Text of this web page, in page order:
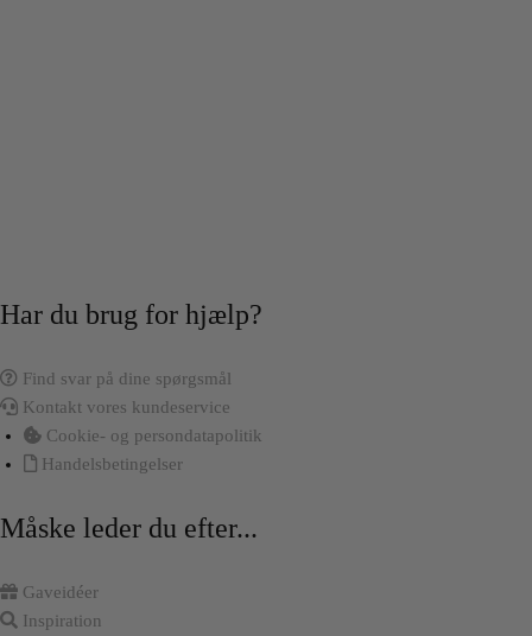
Har du brug for hjælp?
Find svar på dine spørgsmål
Kontakt vores kundeservice
Cookie- og persondatapolitik
Handelsbetingelser
Måske leder du efter...
Gaveidéer
Inspiration